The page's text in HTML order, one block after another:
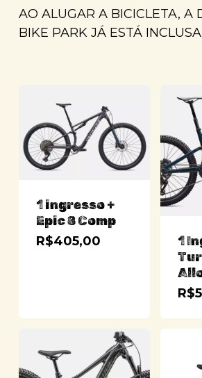
AO ALUGAR A BICICLETA, A
BIKE PARK JÁ ESTÁ INCLUSA
1 ingresso +
Epic 8 Comp
R$405,00
1
R$